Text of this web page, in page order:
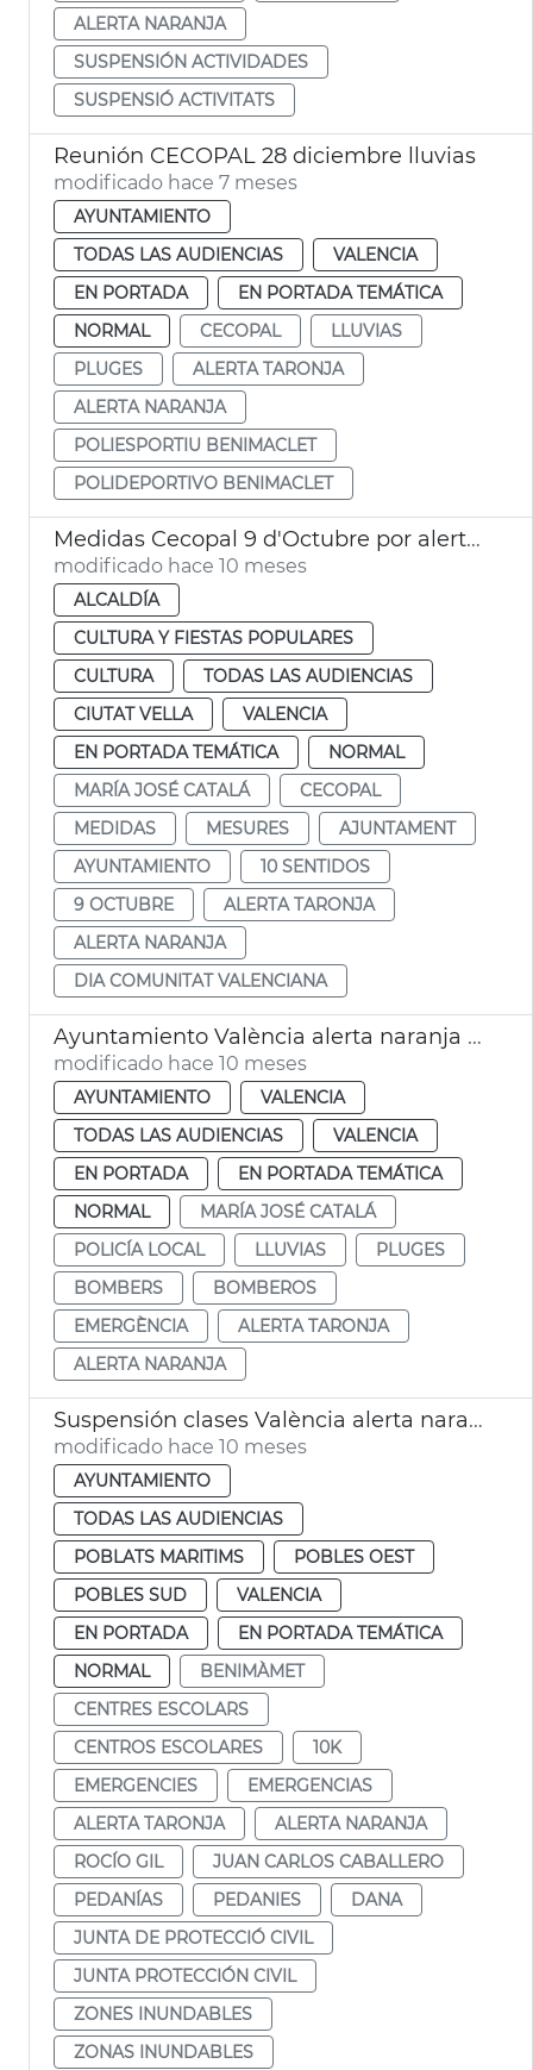
ALERTA NARANJA
SUSPENSIÓN ACTIVIDADES
SUSPENSIÓ ACTIVITATS
Reunión CECOPAL 28 diciembre lluvias
modificado hace 7 meses
AYUNTAMIENTO
TODAS LAS AUDIENCIAS
VALENCIA
EN PORTADA
EN PORTADA TEMÁTICA
NORMAL
CECOPAL
LLUVIAS
PLUGES
ALERTA TARONJA
ALERTA NARANJA
POLIESPORTIU BENIMACLET
POLIDEPORTIVO BENIMACLET
Medidas Cecopal 9 d'Octubre por alerta naranja
modificado hace 10 meses
ALCALDÍA
CULTURA Y FIESTAS POPULARES
CULTURA
TODAS LAS AUDIENCIAS
CIUTAT VELLA
VALENCIA
EN PORTADA TEMÁTICA
NORMAL
MARÍA JOSÉ CATALÁ
CECOPAL
MEDIDAS
MESURES
AJUNTAMENT
AYUNTAMIENTO
10 SENTIDOS
9 OCTUBRE
ALERTA TARONJA
ALERTA NARANJA
DIA COMUNITAT VALENCIANA
Ayuntamiento València alerta naranja lluvias
modificado hace 10 meses
AYUNTAMIENTO
VALENCIA
TODAS LAS AUDIENCIAS
VALENCIA
EN PORTADA
EN PORTADA TEMÁTICA
NORMAL
MARÍA JOSÉ CATALÁ
POLICÍA LOCAL
LLUVIAS
PLUGES
BOMBERS
BOMBEROS
EMERGÈNCIA
ALERTA TARONJA
ALERTA NARANJA
Suspensión clases València alerta naranja lluvias
modificado hace 10 meses
AYUNTAMIENTO
TODAS LAS AUDIENCIAS
POBLATS MARITIMS
POBLES OEST
POBLES SUD
VALENCIA
EN PORTADA
EN PORTADA TEMÁTICA
NORMAL
BENIMÀMET
CENTRES ESCOLARS
CENTROS ESCOLARES
10K
EMERGENCIES
EMERGENCIAS
ALERTA TARONJA
ALERTA NARANJA
ROCÍO GIL
JUAN CARLOS CABALLERO
PEDANÍAS
PEDANIES
DANA
JUNTA DE PROTECCIÓ CIVIL
JUNTA PROTECCIÓN CIVIL
ZONES INUNDABLES
ZONAS INUNDABLES